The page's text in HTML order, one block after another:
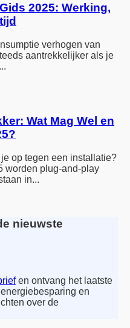
2025: Werking,
verhogen van
aantrekkelijker als je
Wat Mag Wel en
op tegen een installatie?
worden plug-and-play
in...
nieuwste
en ontvang het laatste
en
over de